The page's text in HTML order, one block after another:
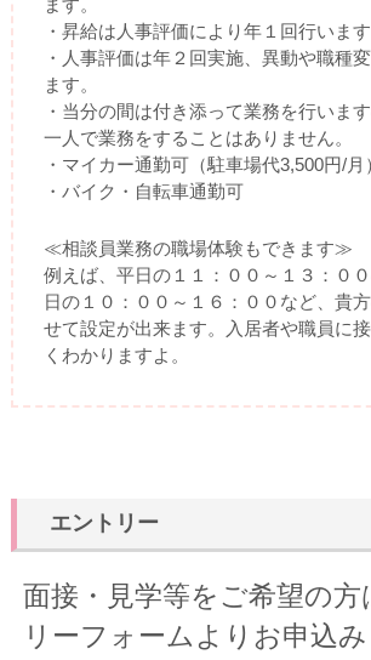
ます。
・昇給は人事評価により年１回行います
・人事評価は年２回実施、異動や職種
ます。
・当分の間は付き添って業務を行いま
一人で業務をすることはありません。
・マイカー通勤可（駐車場代3,500円/月
・バイク・自転車通勤可
≪相談員業務の職場体験もできます≫
例えば、平日の１１：００～１３：０
日の１０：００～１６：００など、貴
せて設定が出来ます。入居者や職員に
くわかりますよ。
エントリー
面接・見学等をご希望の方
リーフォームよりお申込み